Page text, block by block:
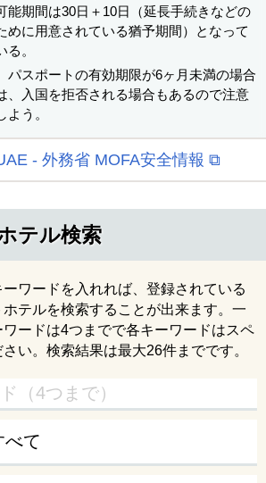
能期間は30日＋10日（延長手続きなどの
めに用意されている猶予期間）となって
る。
パスポートの有効期限が6ヶ月未満の場合
、入国を拒否される場合もあるので注意
よう。
- 外務省 MOFA安全情報 ⧉
テル検索
ワードを入れれば、登録されている
テルを検索することが出来ます。一
ードは4つまでで各キーワードはスペ
い。検索結果は最大26件までです。